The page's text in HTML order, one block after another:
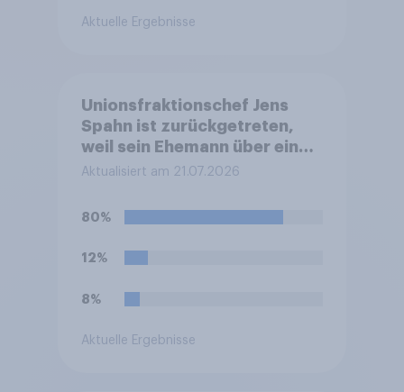
Aktuelle Ergebnisse
Unionsfraktionschef Jens
Spahn ist zurückgetreten,
weil sein Ehemann über eine
Leihmutterschaft im Ausland
Deutschland ist die
Vermittlung und
medizinische Ausführung der
Wie stehen Sie zu dem
Aktualisiert am 21.07.2026
80%
12%
8%
Aktuelle Ergebnisse